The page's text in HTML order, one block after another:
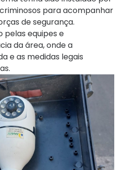
para acompanhar
de segurança.
pelas equipes e
da área, onde a
e as medidas legais